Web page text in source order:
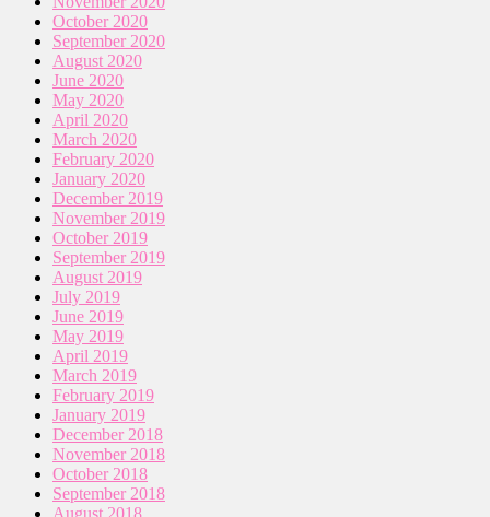
October 2020
September 2020
August 2020
June 2020
May 2020
April 2020
March 2020
February 2020
January 2020
December 2019
November 2019
October 2019
September 2019
August 2019
July 2019
June 2019
May 2019
April 2019
March 2019
February 2019
January 2019
December 2018
November 2018
October 2018
September 2018
August 2018